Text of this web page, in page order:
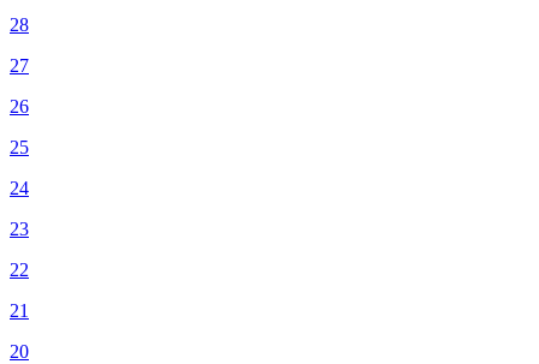
28
27
26
25
24
23
22
21
20